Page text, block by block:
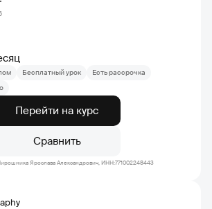
Бесплатный урок
Есть рассрочка
Перейти на курс
Сравнить
Ярослава Александрович, ИНН:771002248443